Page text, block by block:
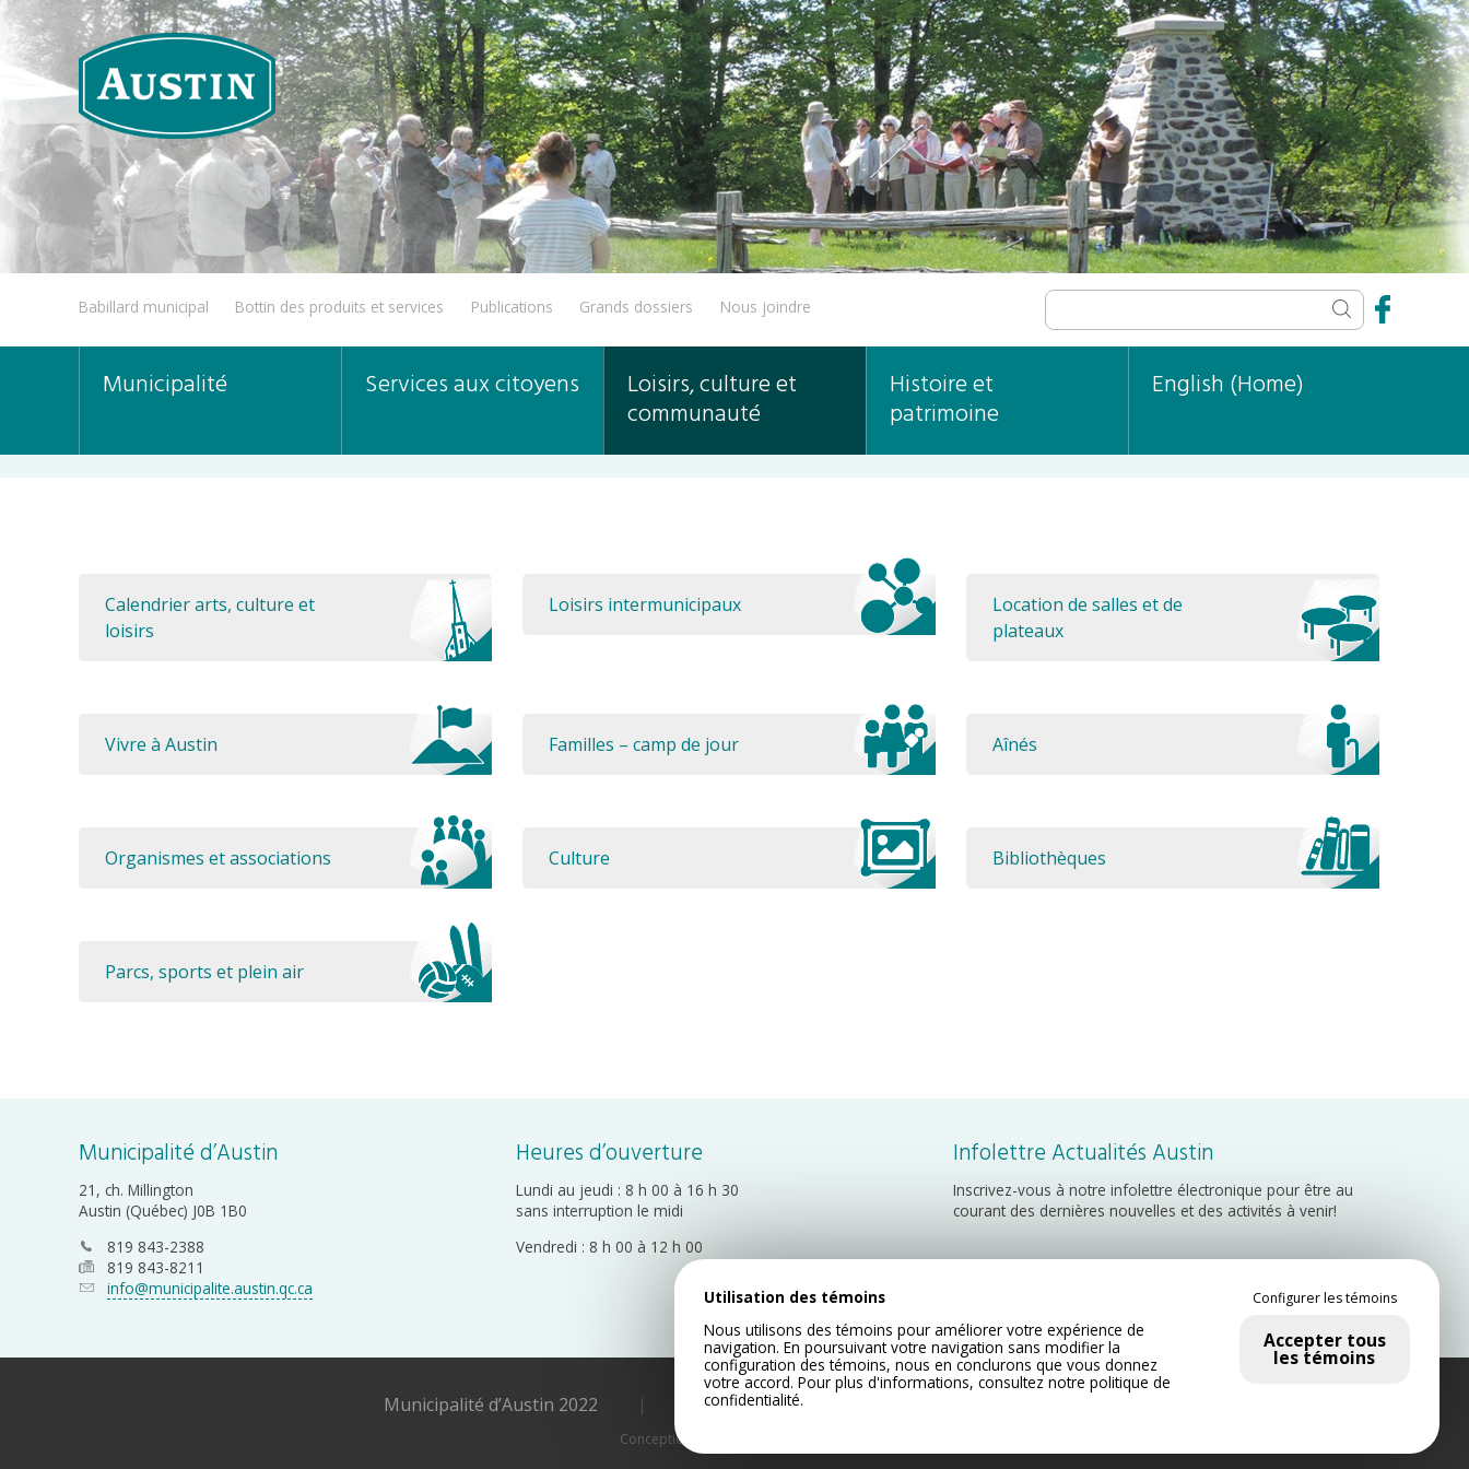
Babillard municipal Bottin des produits et services Publications Grands dossiers Nous joindre
Municipalité Services aux citoyens Loisirs, culture et
communauté
Histoire et
patrimoine
English (Home)
Calendrier arts, culture et
loisirs
Loisirs intermunicipaux
Location de salles et de
plateaux
Vivre à Austin Familles – camp de jour Aînés
Organismes et associations Culture Bibliothèques
Parcs, sports et plein air
Municipalité d’Austin
21, ch. Millington
Austin (Québec) J0B 1B0
819 843-2388
819 843-8211
info@municipalite.austin.qc.ca
Heures d’ouverture
Lundi au jeudi : 8 h 00 à 16 h 30
sans interruption le midi
Vendredi : 8 h 00 à 12 h 00
Infolettre Actualités Austin
Inscrivez-vous à notre infolettre électronique pour être au
courant des dernières nouvelles et des activités à venir!
Municipalité d’Austin 2022 | Plan du site
Conception Web par Lotus Marketing
Utilisation des témoins
Nous utilisons des témoins pour améliorer votre expérience de
navigation. En poursuivant votre navigation sans modifier la
configuration des témoins, nous en conclurons que vous donnez
votre accord. Pour plus d'informations, consultez notre politique de
confidentialité.
Configurer les témoins
Accepter tous
les témoins